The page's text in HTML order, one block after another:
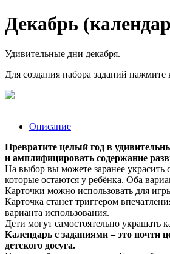
Декабрь
Удивительные дни декабря.
Для создания набора заданий
Описание
Превратите целый год в
и амплифицировать содержание
На выбор вы можете заранее украсить
которые остаются у ребёнка. Оба
Карточки можно использовать для
Карточка станет триггером
варианта использования.
Дети могут самостоятельно украшать
Календарь с заданиями – это почти
детского досуга.